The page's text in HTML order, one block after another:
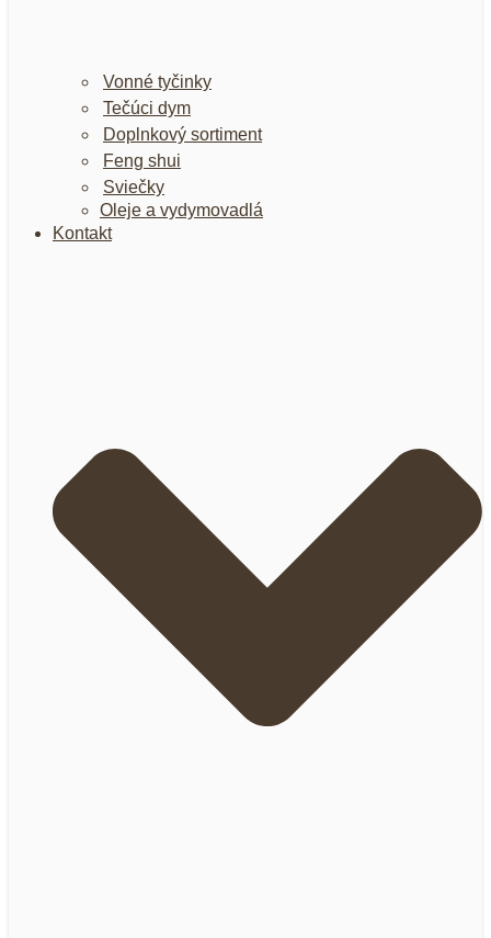
Vonné tyčinky
Tečúci dym
Doplnkový sortiment
Feng shui
Sviečky
Oleje a vydymovadlá
Kontakt